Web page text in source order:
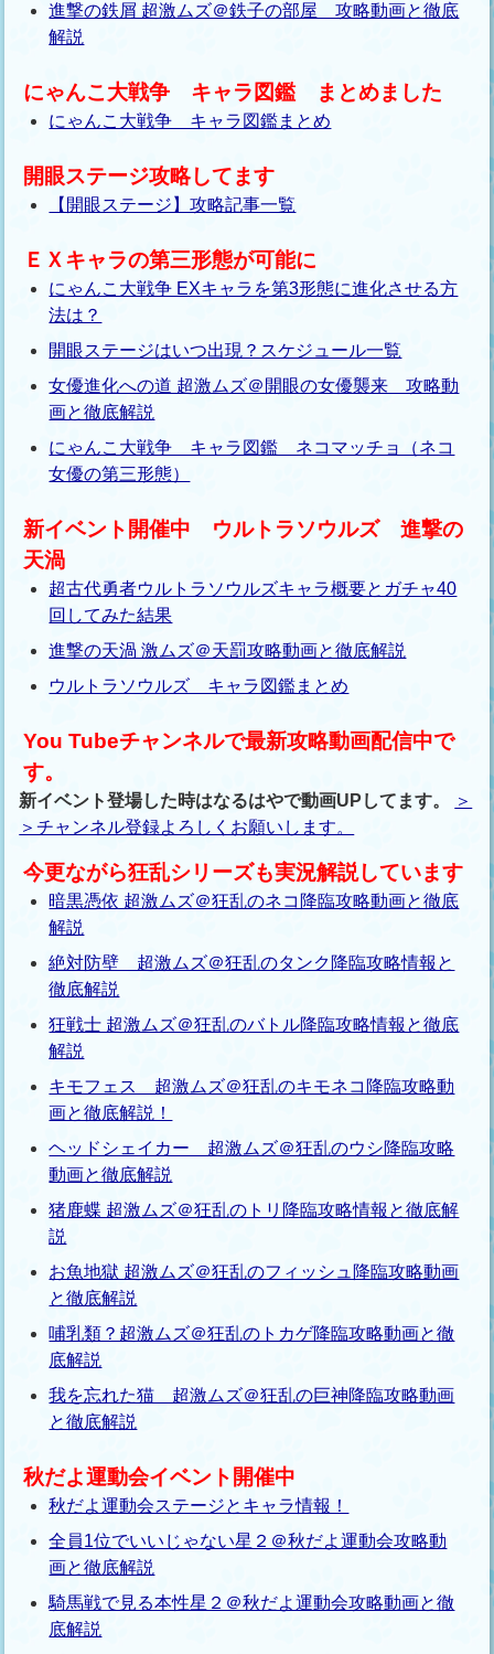
進撃の鉄屑 超激ムズ＠鉄子の部屋 攻略動画と徹底
解説
にゃんこ大戦争 キャラ図鑑 まとめました
にゃんこ大戦争 キャラ図鑑まとめ
開眼ステージ攻略してます
【開眼ステージ】攻略記事一覧
ＥＸキャラの第三形態が可能に
にゃんこ大戦争 EXキャラを第3形態に進化させる方
法は？
開眼ステージはいつ出現？スケジュール一覧
女優進化への道 超激ムズ＠開眼の女優襲来 攻略動
画と徹底解説
にゃんこ大戦争 キャラ図鑑 ネコマッチョ（ネコ
女優の第三形態）
新イベント開催中 ウルトラソウルズ 進撃の
天渦
超古代勇者ウルトラソウルズキャラ概要とガチャ40
回してみた結果
進撃の天渦 激ムズ＠天罰攻略動画と徹底解説
ウルトラソウルズ キャラ図鑑まとめ
You Tubeチャンネルで最新攻略動画配信中で
す。
新イベント登場した時はなるはやで動画UPしてます。
＞
＞チャンネル登録よろしくお願いします。
今更ながら狂乱シリーズも実況解説しています
暗黒憑依 超激ムズ＠狂乱のネコ降臨攻略動画と徹底
解説
絶対防壁 超激ムズ＠狂乱のタンク降臨攻略情報と
徹底解説
狂戦士 超激ムズ＠狂乱のバトル降臨攻略情報と徹底
解説
キモフェス 超激ムズ＠狂乱のキモネコ降臨攻略動
画と徹底解説！
ヘッドシェイカー 超激ムズ＠狂乱のウシ降臨攻略
動画と徹底解説
猪鹿蝶 超激ムズ＠狂乱のトリ降臨攻略情報と徹底解
説
お魚地獄 超激ムズ＠狂乱のフィッシュ降臨攻略動画
と徹底解説
哺乳類？超激ムズ＠狂乱のトカゲ降臨攻略動画と徹
底解説
我を忘れた猫 超激ムズ＠狂乱の巨神降臨攻略動画
と徹底解説
秋だよ運動会イベント開催中
秋だよ運動会ステージとキャラ情報！
全員1位でいいじゃない星２＠秋だよ運動会攻略動
画と徹底解説
騎馬戦で見る本性星２＠秋だよ運動会攻略動画と徹
底解説